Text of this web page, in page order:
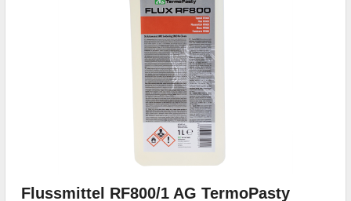
Flussmittel RF800/1 AG TermoPasty